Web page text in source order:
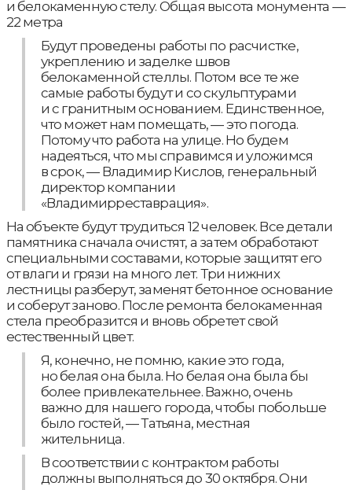
и белокаменную стелу. Общая высота монумента —
22 метра
Будут проведены работы по расчистке,
укреплению и заделке швов
белокаменной стеллы. Потом все те же
самые работы будут и со скульптурами
и с гранитным основанием. Единственное,
что может нам помещать, — это погода.
Потому что работа на улице. Но будем
надеяться, что мы справимся и уложимся
в срок, — Владимир Кислов, генеральный
директор компании
«Владимирреставрация».
На объекте будут трудиться 12 человек. Все детали
памятника сначала очистят, а затем обработают
специальными составами, которые защитят его
от влаги и грязи на много лет. Три нижних
лестницы разберут, заменят бетонное основание
и соберут заново. После ремонта белокаменная
стела преобразится и вновь обретет свой
естественный цвет.
Я, конечно, не помню, какие это года,
но белая она была. Но белая она была бы
более привлекательнее. Важно, очень
важно для нашего города, чтобы побольше
было гостей, — Татьяна, местная
жительница.
В соответствии с контрактом работы
должны выполняться до 30 октября. Они